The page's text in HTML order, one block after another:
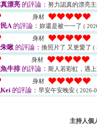
漂亮 的評論： 努力認真的漂亮
身材
A的評論： 妳還是被一一了 (
身材
啾 的評論： 換照片了 又更愛了 (
身材
牛排的評論： 斯人若彩虹，遇
身材
的評論： 早安午安晚安 ( 2026-
主持人個